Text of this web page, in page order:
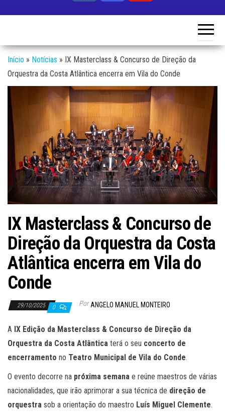
Início » Notícias » IX Masterclass & Concurso de Direção da
Orquestra da Costa Atlântica encerra em Vila do Conde
IX Masterclass & Concurso de
Direção da Orquestra da Costa
Atlântica encerra em Vila do
Conde
29/10/2025 0 Por ANGELO MANUEL MONTEIRO
A IX Edição da Masterclass & Concurso de Direção da
Orquestra da Costa Atlântica terá o seu concerto de
encerramento no Teatro Municipal de Vila do Conde.
O evento decorre na próxima semana e reúne maestros de várias
nacionalidades, que irão aprimorar a sua técnica de direção de
orquestra sob a orientação do maestro Luís Miguel Clemente.